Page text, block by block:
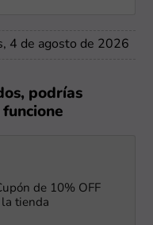
4 de agosto de 2026
podrías
de 10% OFF
tienda